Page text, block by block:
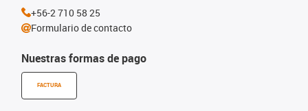
Nuestras formas de pago
FACTURA
+56-2 710 58 25
Formulario de contacto